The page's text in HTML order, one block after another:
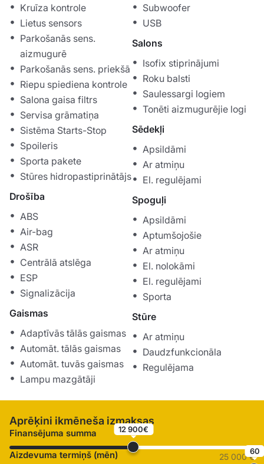
Kruīza kontrole
Lietus sensors
Parkošanās sens.
aizmugurē
Parkošanās sens. priekšā
Riepu spiediena kontrole
Salona gaisa filtrs
Servisa grāmatiņa
Sistēma Starts-Stop
Spoileris
Sporta pakete
Stūres hidropastiprinātājs
Drošība
ABS
Air-bag
ASR
Centrālā atslēga
ESP
Signalizācija
Gaismas
Adaptīvās tālās gaismas
Automāt. tālās gaismas
Automāt. tuvās gaismas
Lampu mazgātāji
Subwoofer
USB
Salons
Isofix stiprinājumi
Roku balsti
Saulessargi logiem
Tonēti aizmugurējie logi
Sēdekļi
Apsildāmi
Ar atmiņu
El. regulējami
Spoguļi
Apsildāmi
Aptumšojošie
Ar atmiņu
El. nolokāmi
El. regulējami
Sporta
Stūre
Ar atmiņu
Daudzfunkcionāla
Regulējama
Aprēķini ikmēneša izmaksas
Finansējuma summa 12 900€
25 000 €
Aizdevuma termiņš (mēn) 60